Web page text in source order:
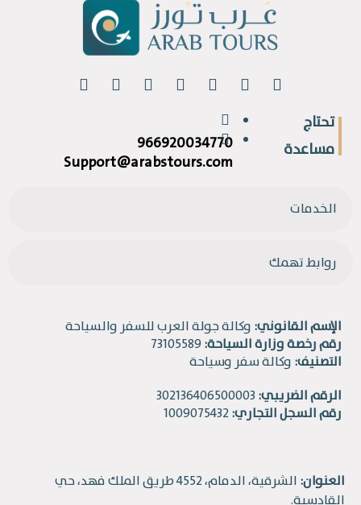
تحتاج
مساعدة
966920034770
Support@arabstours.com
الخدمات
روابط تهمك
الإسم القانوني: وكالة جولة العرب للسفر والسياحة
رقم رخصة وزارة السياحة:
التصنيف: وكالة سفر وسياحة
الرقم الضريبي:
رقم السجل التجاري:
العنوان:
الشرقية، الدمام، 4552 طريق الملك فهد، حي
القادسية.